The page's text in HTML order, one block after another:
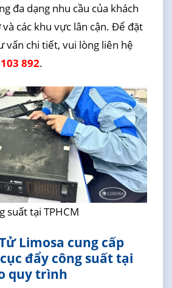
đa dạng nhu cầu của khách
và các khu vực lân cận. Để đặt
vấn chi tiết, vui lòng liên hệ
892.
suất tại TPHCM
Limosa cung cấp
đẩy công suất tại
quy trình